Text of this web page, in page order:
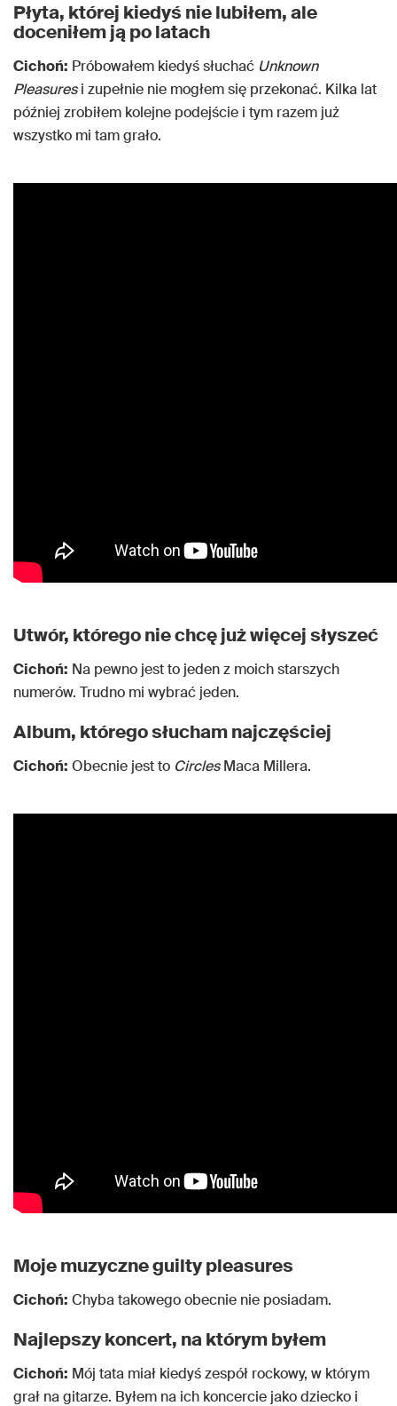
Płyta, której kiedyś nie lubiłem, ale
doceniłem ją po latach
Cichoń: Próbowałem kiedyś słuchać Unknown
Pleasuresi zupełnie nie mogłem się przekonać. Kilka lat
później zrobiłem kolejne podejście i tym razem już
wszystko mi tam grało.
Utwór, którego nie chcę już więcej słyszeć
Cichoń: Na pewno jest to jeden z moich starszych
numerów. Trudno mi wybrać jeden.
Album, którego słucham najczęściej
Cichoń: Obecnie jest to CirclesMaca Millera.
Moje muzyczne guilty pleasures
Cichoń: Chyba takowego obecnie nie posiadam.
Najlepszy koncert, na którym byłem
Cichoń: Mój tata miał kiedyś zespół rockowy, w którym
grał na gitarze. Byłem na ich koncercie jako dziecko i